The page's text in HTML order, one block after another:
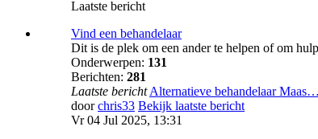
Laatste bericht
Vind een behandelaar
Dit is de plek om een ander te helpen of om
Onderwerpen: 131
Berichten: 281
Laatste bericht Alternatieve behandelaar Maas…
doorchris33 Bekijk laatste bericht
Vr 04 Jul 2025, 13:31